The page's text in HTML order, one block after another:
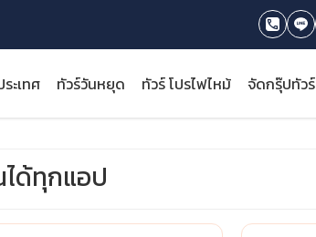
ะเทศ ทัวร์วันหยุด ทัวร์ โปรไฟไหม้ จัดกรุ๊ปทัวร์
ได้ทุกแอป